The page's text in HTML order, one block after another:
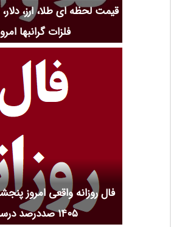
قیمت لحظه ای طلا، ارز،
فلزات گرانبها
۱۴۰۵ صددرصد درست